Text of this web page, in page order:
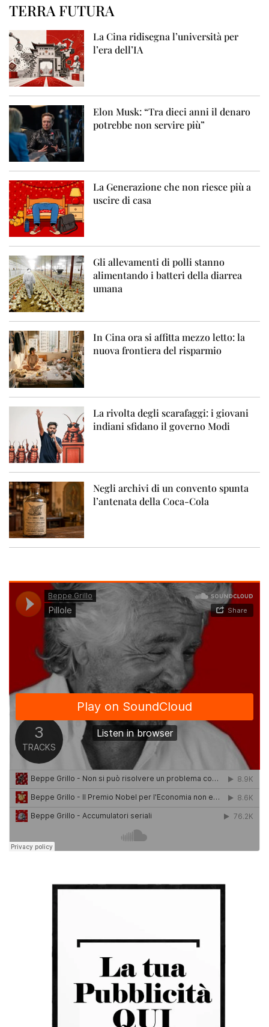
TERRA FUTURA
La Cina ridisegna l’università per
l’era dell’IA
Elon Musk: “Tra dieci anni il denaro
potrebbe non servire più”
La Generazione che non riesce più a
uscire di casa
Gli allevamenti di polli stanno
alimentando i batteri della diarrea
umana
In Cina ora si affitta mezzo letto: la
nuova frontiera del risparmio
La rivolta degli scarafaggi: i giovani
indiani sfidano il governo Modi
Negli archivi di un convento spunta
l’antenata della Coca-Cola